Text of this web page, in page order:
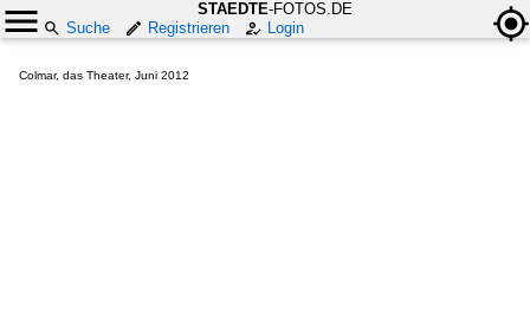
STAEDTE-FOTOS.DE
Suche
Registrieren Login
Colmar, das Theater, Juni 2012